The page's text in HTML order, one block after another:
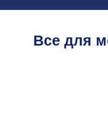
Все для